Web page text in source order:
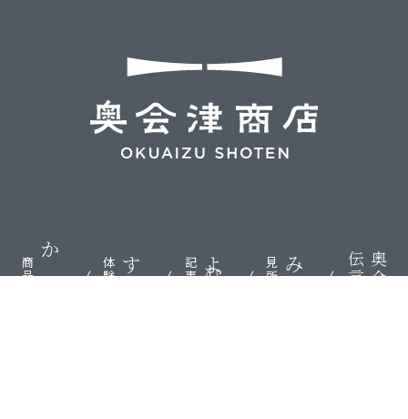
かう
商品 する
体験 よむ
記事 みる
見所 奥会津
伝言板